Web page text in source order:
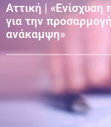
Αττική |
για την
ανάκαμψη»